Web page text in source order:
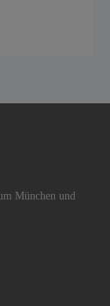
München und